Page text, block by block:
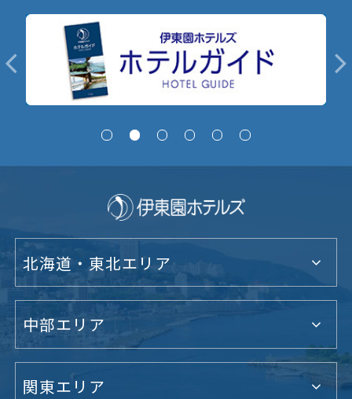
北海道・東北エリア
中部エリア
関東エリア